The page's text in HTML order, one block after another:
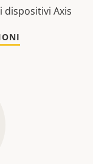
dispositivi Axis